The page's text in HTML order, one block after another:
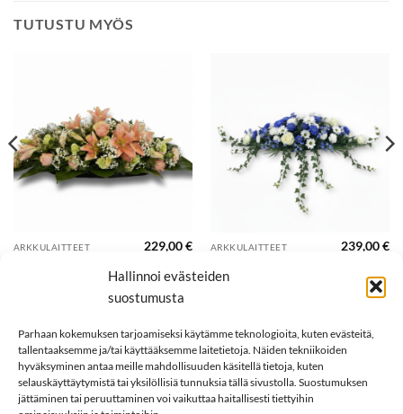
Hallinnoi evästeiden
suostumusta
Parhaan kokemuksen tarjoamiseksi käytämme teknologioita, kuten evästeitä,
tallentaaksemme ja/tai käyttääksemme laitetietoja. Näiden tekniikoiden
hyväksyminen antaa meille mahdollisuuden käsitellä tietoja, kuten
selauskäyttäytymistä tai yksilöllisiä tunnuksia tällä sivustolla. Suostumuksen
jättäminen tai peruuttaminen voi vaikuttaa haitallisesti tiettyihin
TUTUSTU MYÖS
ARKKULAITTEET 229,00€ ARKKULAITTEET 239,00€